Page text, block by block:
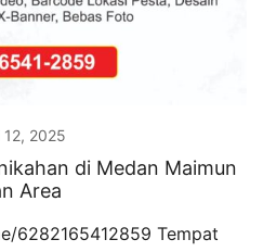
12, 2025
di Medan Maimun
Area
6282165412859 Tempat